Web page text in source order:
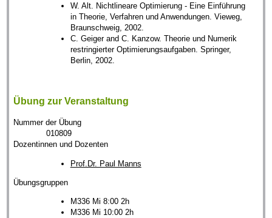
W. Alt. Nichtlineare Optimierung - Eine Einführung
in Theorie, Verfahren und Anwendungen. Vieweg,
Braunschweig, 2002.
C. Geiger and C. Kanzow. Theorie und Numerik
restringierter Optimierungsaufgaben. Springer,
Berlin, 2002.
Übung zur Veranstaltung
Nummer der Übung
010809
Dozentinnen und Dozenten
Prof.Dr. Paul Manns
Übungsgruppen
M336 Mi 8:00 2h
M336 Mi 10:00 2h